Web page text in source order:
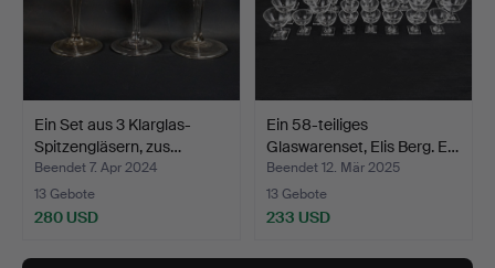
Ein Set aus 3 Klarglas-
Spitzengläsern, zus…
Beendet 7. Apr 2024
13 Gebote
280 USD
Ein 58-teiliges
Glaswarenset, Elis Berg. E…
Beendet 12. Mär 2025
13 Gebote
233 USD